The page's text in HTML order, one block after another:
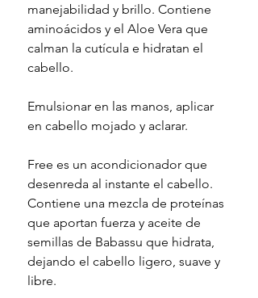
manejabilidad y brillo. Contiene
aminoácidos y el Aloe Vera que
calman la cutícula e hidratan el
cabello.
Emulsionar en las manos, aplicar
en cabello mojado y aclarar.
Free es un acondicionador que
desenreda al instante el cabello.
Contiene una mezcla de proteínas
que aportan fuerza y aceite de
semillas de Babassu que hidrata,
dejando el cabello ligero, suave y
libre.